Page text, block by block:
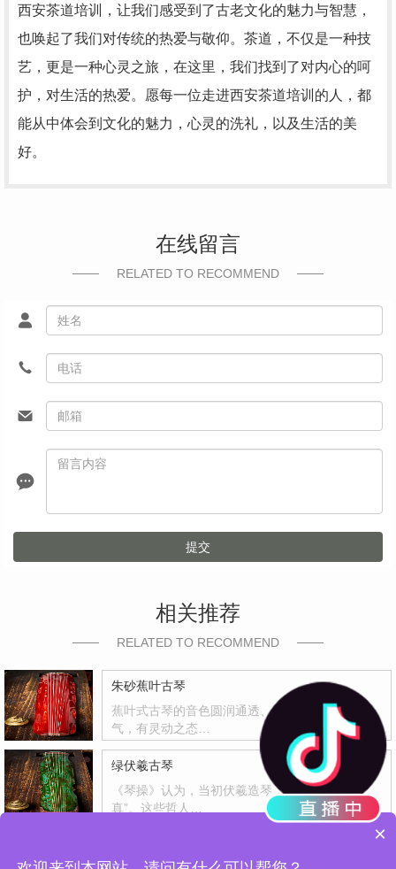
西安茶道培训，让我们感受到了古老文化的魅力与智慧，
也唤起了我们对传统的热爱与敬仰。茶道，不仅是一种技
艺，更是一种心灵之旅，在这里，我们找到了对内心的呵
护，对生活的热爱。愿每一位走进西安茶道培训的人，都
能从中体会到文化的魅力，心灵的洗礼，以及生活的美
好。
在线留言
RELATED TO RECOMMEND
提交
相关推荐
RELATED TO RECOMMEND
朱砂蕉叶古琴
蕉叶式古琴的音色圆润通透、中正平和、通体贯
气，有灵动之态…
绿伏羲古琴
《琴操》认为，当初伏羲造琴，是为了“反其天
真”。这些哲人…
×